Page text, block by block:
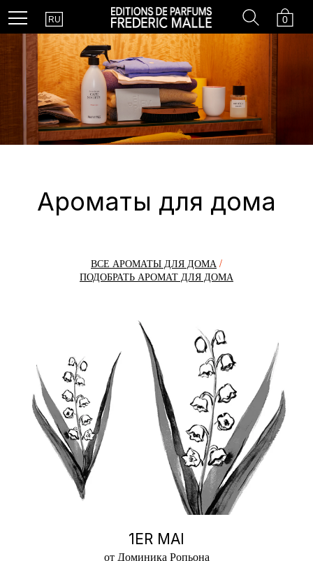
Menu Country
RU Cart
0
Search
Ароматы для дома
ВСЕ АРОМАТЫ ДЛЯ ДОМА /
ПОДОБРАТЬ АРОМАТ ДЛЯ ДОМА
1ER MAI
от Доминика Ропьона